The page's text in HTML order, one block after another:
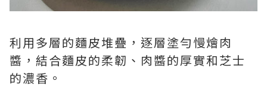
利用多層的麵皮堆疊，逐層塗勻慢燴肉
醬，結合麵皮的柔韌、肉醬的厚實和芝士
的濃香。